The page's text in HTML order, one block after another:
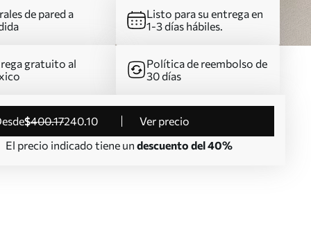
de pared a
Listo para su entrega en
1-3 días hábiles.
gratuito al
Política de reembolso de
30 días
desde$400.17240.10
Ver precio
El precio indicado tiene un descuento del 40%